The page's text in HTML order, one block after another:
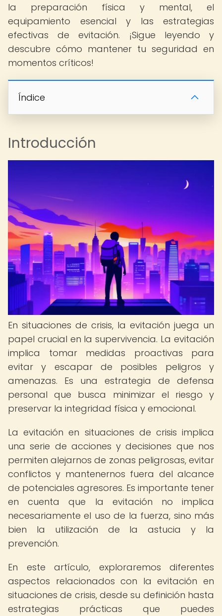
la preparación física y mental, el
equipamiento esencial y las estrategias
efectivas de evitación. ¡Sigue leyendo y
descubre cómo mantener tu seguridad en
momentos críticos!
Índice
Introducción
En situaciones de crisis, la evitación juega un
papel crucial en la supervivencia. La evitación
implica tomar medidas proactivas para
evitar y escapar de posibles peligros y
amenazas. Es una estrategia de defensa
personal que busca minimizar el riesgo y
preservar la integridad física y emocional.
La evitación en situaciones de crisis implica
una serie de acciones y decisiones que nos
permiten alejarnos de zonas peligrosas, evitar
conflictos y mantenernos fuera del alcance
de potenciales agresores. Es importante tener
en cuenta que la evitación no implica
necesariamente el uso de la fuerza, sino más
bien la utilización de la astucia y la
prevención.
En este artículo, exploraremos diferentes
aspectos relacionados con la evitación en
situaciones de crisis, desde su definición hasta
estrategias prácticas que puedes